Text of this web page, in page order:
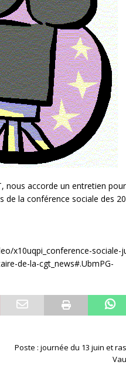
Chronoscope n°111 – Janvier
nous accorde un entretien
de la conférence sociale des
x10uqpi_conference-sociale-
de-la-cgt_news#.UbmPG-
Poste : journée du 13 juin et